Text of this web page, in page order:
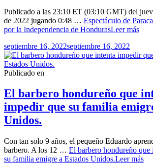
Publicado a las 23:10 ET (03:10 GMT) del
de 2022 jugando 0:48 … Espectáculo de
por la Independencia de HondurasLeer más
septiembre 16, 2022septiembre 16, 2022
Publicado en
El barbero hondureño que
impedir que su familia
Unidos.
Con tan solo 9 años, el pequeño Eduardo
barbero. A los 12 … El barbero hondureño que
su familia emigre a Estados Unidos.Leer más